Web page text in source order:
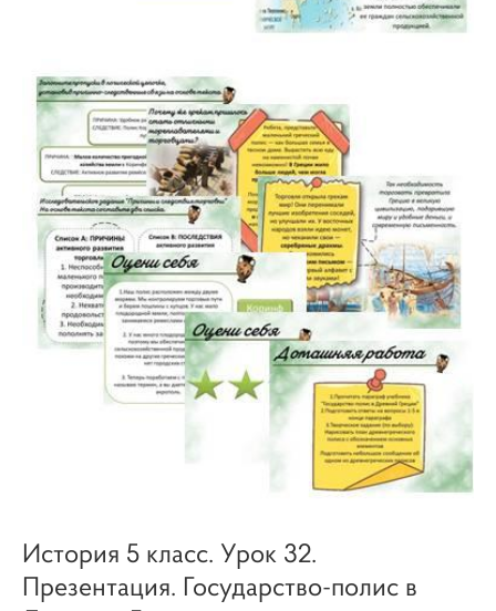
История 5 класс. Урок 32.
Презентация. Государство-полис в